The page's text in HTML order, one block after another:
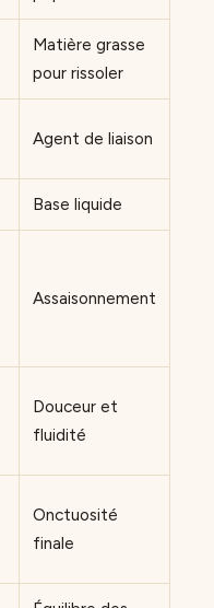
Matière grasse
pour rissoler
Agent de liaison
Base liquide
Assaisonnement
Douceur et
fluidité
Onctuosité
finale